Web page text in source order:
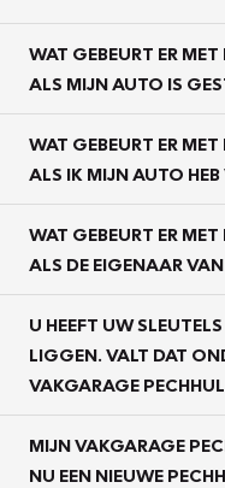
WAT GEBEURT ER
ALS MIJN AUTO IS
WAT GEBEURT ER
ALS IK MIJN AUTO
WAT GEBEURT ER
ALS DE EIGENAAR
U HEEFT UW
LIGGEN. VALT DAT
VAKGARAGE
MIJN VAKGARAGE
NU EEN NIEUWE